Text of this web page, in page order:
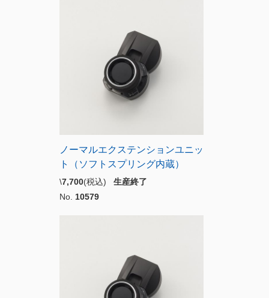
ノーマルエクステンションユニッ
ト（ソフトスプリング内蔵）
\7,700(税込) 生産終了
No. 10579